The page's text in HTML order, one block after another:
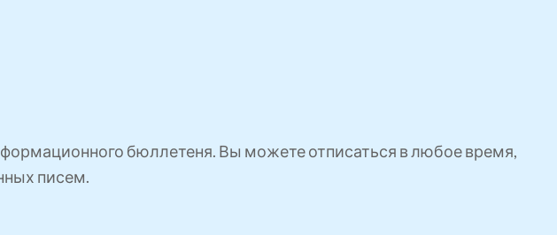
бюллетеня. Вы можете отписаться в любое время,
писем.